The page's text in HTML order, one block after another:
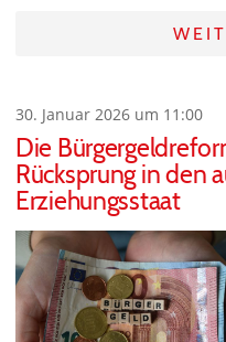
30. Januar 2026 um 11:00
Die
Rücksprung in den
Erziehungsstaat